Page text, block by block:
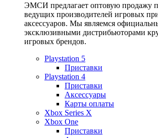
ЭМСИ предлагает оптовую продажу
ведущих производителей игровых
аксессуаров. Мы являемся
эксклюзивными дистрибьюторами
игровых брендов.
Playstation 5
Приставки
Playstation 4
Приставки
Аксессуары
Карты оплаты
Xbox Series X
Xbox One
Приставки